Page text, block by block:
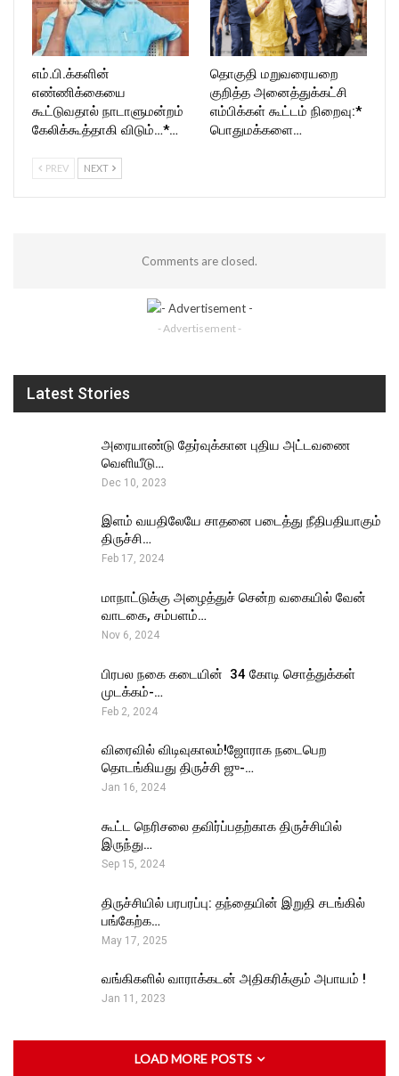
எம்.பி.க்களின்
எண்ணிக்கையை
கூட்டுவதால் நாடாளுமன்றம்
கேலிக்கூத்தாகி விடும்…*…
தொகுதி மறுவரையறை
குறித்த அனைத்துக்கட்சி
எம்பிக்கள் கூட்டம் நிறைவு:*
பொதுமக்களை…
PREV NEXT
Comments are closed.
- Advertisement -
Latest Stories
அரையாண்டு தேர்வுக்கான புதிய அட்டவணை
வெளியீடு…
Dec 10, 2023
இளம் வயதிலேயே சாதனை படைத்து நீதிபதியாகும்
திருச்சி…
Feb 17, 2024
மாநாட்டுக்கு அழைத்துச் சென்ற வகையில் வேன்
வாடகை, சம்பளம்…
Nov 6, 2024
பிரபல நகை கடையின் ₹ 34 கோடி சொத்துக்கள்
முடக்கம்-…
Feb 2, 2024
விரைவில் விடிவுகாலம்!ஜோராக நடைபெற
தொடங்கியது திருச்சி ஜு-…
Jan 16, 2024
கூட்ட நெரிசலை தவிர்ப்பதற்காக திருச்சியில்
இருந்து…
Sep 15, 2024
திருச்சியில் பரபரப்பு: தந்தையின் இறுதி சடங்கில்
பங்கேற்க…
May 17, 2025
வங்கிகளில் வாராக்கடன் அதிகரிக்கும் அபாயம் !
Jan 11, 2023
LOAD MORE POSTS